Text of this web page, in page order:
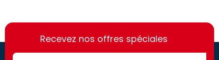
https://france-
access.fr
https://france-
access.fr
Recevez nos offres spéciales